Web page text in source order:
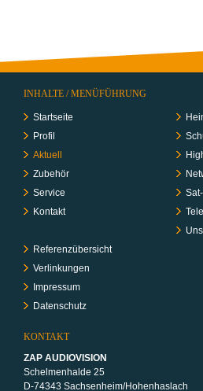
INHALTE / MENÜFÜHRUNG
Startseite
Profil
Aktuell
Zubehör
Service
Kontakt
Referenzübersicht
Verlinkungen
Impressum
Datenschutz
KONTAKT
ZAP AUDIOVISION
Schelmenhalde 25
D-74343 Sachsenheim/Hohenhaslach